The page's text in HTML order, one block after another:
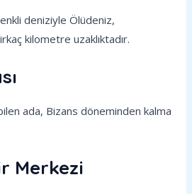
deniziyle Ölüdeniz,
kilometre uzaklıktadır.
ada, Bizans döneminden kalma
Merkezi